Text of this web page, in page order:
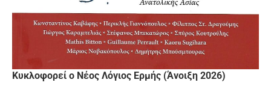
Κυκλοφορεί ο Νέος Λόγιος Ερμής (Άνοιξη 2026)